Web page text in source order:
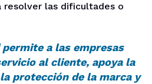
resolver las dificultades o
a las empresas
al cliente, apoya la
protección de la marca y